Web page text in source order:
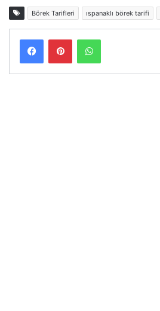
Börek Tarifleri ıspanaklı börek tarifi
FacebookPinterestWhatsApp